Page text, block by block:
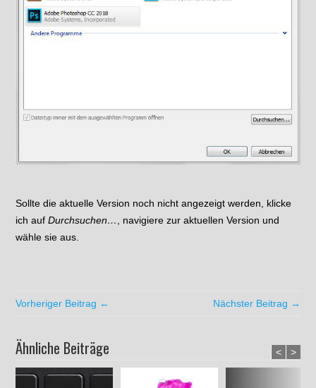
Sollte die aktuelle Version noch nicht angezeigt werden, klicke
ich aufDurchsuchen…
, navigiere zur aktuellen Version und
wähle sie aus.
Vorheriger Beitrag ← Nächster Beitrag →
Ähnliche Beiträge < >